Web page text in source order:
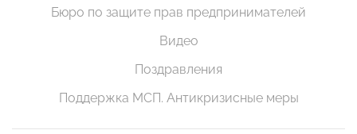
Бюро по защите прав предпринимателей
Видео
Поздравления
Поддержка МСП. Антикризисные меры